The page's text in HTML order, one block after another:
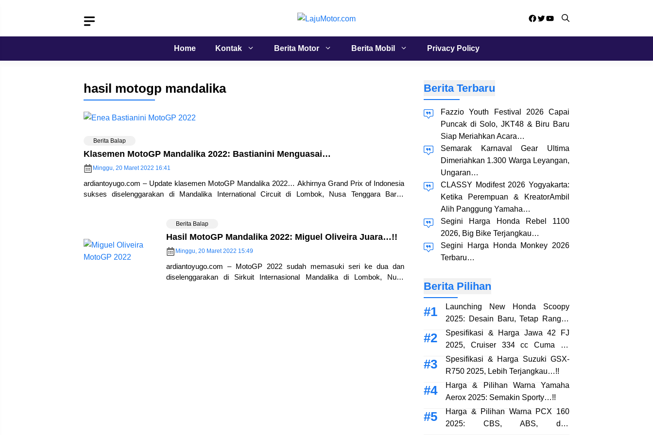
Facebook
Twitter
YouTube
Home Kontak Berita Motor Berita Mobil Privacy Policy
hasil motogp mandalika
Berita Balap
Klasemen MotoGP Mandalika 2022: Bastianini Menguasai…
Minggu, 20 Maret 2022 16:41
ardiantoyugo.com – Update klasemen MotoGP Mandalika 2022… Akhirnya Grand Prix of Indonesia
sukses diselenggarakan di Mandalika International Circuit di Lombok, Nusa Tenggara Barat,
Berita Balap
Hasil MotoGP Mandalika 2022: Miguel Oliveira Juara…!!
Minggu, 20 Maret 2022 15:49
ardiantoyugo.com – MotoGP 2022 sudah memasuki seri ke dua dan
diselenggarakan di Sirkuit Internasional Mandalika di Lombok, Nusa
Berita Terbaru
Fazzio Youth Festival 2026 Capai
Puncak di Solo, JKT48 & Biru Baru
Siap Meriahkan Acara…
Semarak Karnaval Gear Ultima
Dimeriahkan 1.300 Warga Leyangan,
Ungaran…
CLASSY Modifest 2026 Yogyakarta:
Ketika Perempuan & KreatorAmbil
Alih Panggung Yamaha…
Segini Harga Honda Rebel 1100
2026, Big Bike Terjangkau…
Segini Harga Honda Monkey 2026
Terbaru…
Berita Pilihan
Launching New Honda Scoopy
2025: Desain Baru, Tetap Rangka
eSAF…!!
Spesifikasi & Harga Jawa 42 FJ
2025, Cruiser 334 cc Cuma 38
Jutaan…!!
Spesifikasi & Harga Suzuki GSX-
R750 2025, Lebih Terjangkau…!!
Harga & Pilihan Warna Yamaha
Aerox 2025: Semakin Sporty…!!
Harga & Pilihan Warna PCX 160
2025: CBS, ABS, dan